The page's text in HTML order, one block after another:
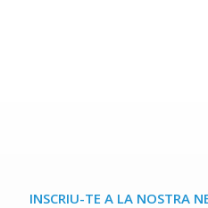
INSCRIU-TE A LA NOSTRA